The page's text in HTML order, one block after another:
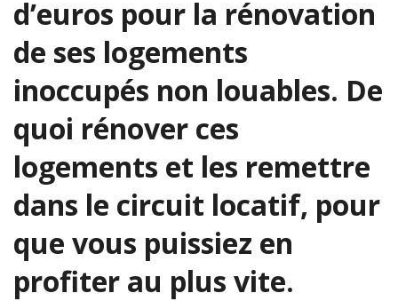
d’euros pour la rénovation
de ses logements
inoccupés non louables. De
quoi rénover ces
logements et les remettre
dans le circuit locatif, pour
que vous puissiez en
profiter au plus vite.